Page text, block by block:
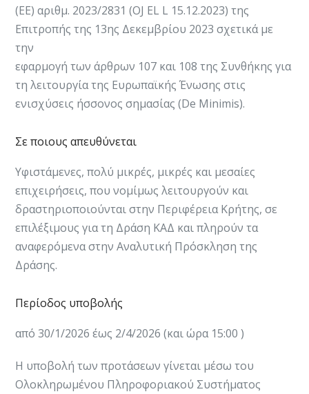
(ΕΕ) αριθμ. 2023/2831 (OJ EL L 15.12.2023) της
Επιτροπής της 13ης Δεκεμβρίου 2023 σχετικά με
την
εφαρμογή των άρθρων 107 και 108 της Συνθήκης για
τη λειτουργία της Ευρωπαϊκής Ένωσης στις
ενισχύσεις ήσσονος σημασίας (De Minimis). ​
Σε ποιους απευθύνεται
Υφιστάμενες, πολύ μικρές, μικρές και μεσαίες
επιχειρήσεις​, που νομίμως λειτουργούν και
δραστηριοποιούνται στην Περιφέρεια Κρήτης, σε
επιλέξιμους για τη Δράση ΚΑΔ και πληρούν τα
αναφερόμενα στην Αναλυτική Πρόσκληση της
Δράσης.​​​​
Περίοδος υποβολής
από 30/1/2026 έως 2/4/2026 (και ώρα 15:00 )
Η υποβολή των προτάσεων γίνεται μέσω του
Ολοκληρωμένου Πληροφοριακού Συστήματος